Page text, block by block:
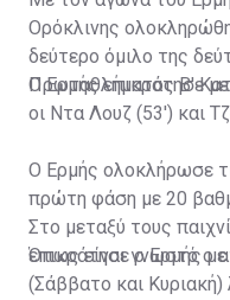
Ορόκλινης
δεύτερο όμιλο της
Πρωταθλήματος Β'
Ο Ερμής επικράτησε
οι Ντα Λουζ (53') και
Ο Ερμής ολοκλήρωσε
πρώτη φάση με 20
Στο μεταξύ τους
επικράτησε ο Ερμής
Όπως είναι γνωστό ο
(Σάββατο και